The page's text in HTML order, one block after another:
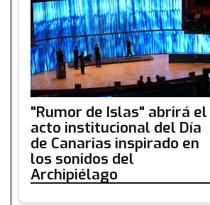
"Rumor de Islas" abrirá el
acto institucional del Día
de Canarias inspirado en
los sonidos del
Archipiélago